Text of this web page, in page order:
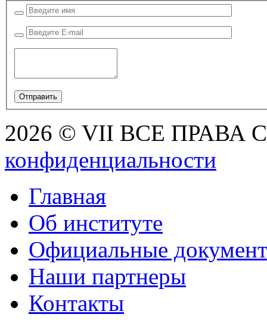
2026 © VII ВСЕ ПРАВА
конфиденциальности
Главная
Об институте
Официальные
Наши партнеры
Контакты